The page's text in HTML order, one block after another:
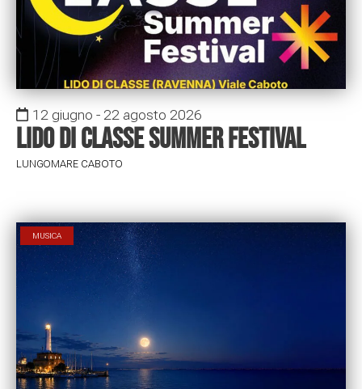
12 giugno - 22 agosto 2026
Lido di Classe Summer Festival
LUNGOMARE CABOTO
MUSICA